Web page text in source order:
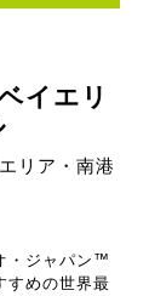
イエリ
リア・南港
・ジャパン™
すめの世界最